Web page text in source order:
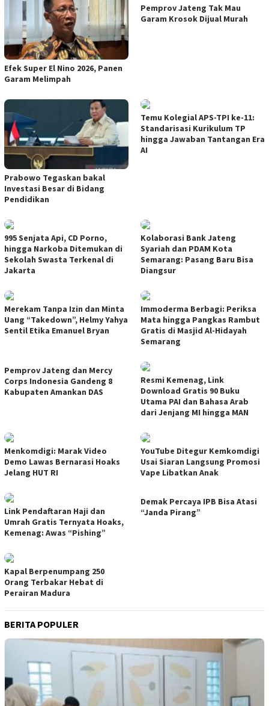
Efek Super El Nino 2026, Panen
Garam Melimpah
Pemprov Jateng Tak Mau
Garam Krosok Dijual Murah
Prabowo Tegaskan bakal
Investasi Besar di Bidang
Pendidikan
Temu Kolegial APS-TPI ke-11:
Standarisasi Kurikulum TP
hingga Jawaban Tantangan Era
AI
995 Senjata Api, CD Porno,
hingga Narkoba Ditemukan di
Sekolah Swasta Terkenal di
Jakarta
Kolaborasi Bank Jateng
Syariah dan PDAM Kota
Semarang: Pasang Baru Bisa
Diangsur
Merekam Tanpa Izin dan Minta
Uang “Takedown”, Helmy Yahya
Sentil Etika Emanuel Bryan
Immoderma Berbagi: Periksa
Mata hingga Pangkas Rambut
Gratis di Masjid Al-Hidayah
Semarang
Pemprov Jateng dan Mercy
Corps Indonesia Gandeng 8
Kabupaten Amankan DAS
Resmi Kemenag, Link
Download Gratis 90 Buku
Utama PAI dan Bahasa Arab
dari Jenjang MI hingga MAN
Menkomdigi: Marak Video
Demo Lawas Bernarasi Hoaks
Jelang HUT RI
YouTube Ditegur Kemkomdigi
Usai Siaran Langsung Promosi
Vape Libatkan Anak
Link Pendaftaran Haji dan
Umrah Gratis Ternyata Hoaks,
Kemenag: Awas “Pishing”
Demak Percaya IPB Bisa Atasi
“Janda Pirang”
Kapal Berpenumpang 250
Orang Terbakar Hebat di
Perairan Madura
BERITA POPULER